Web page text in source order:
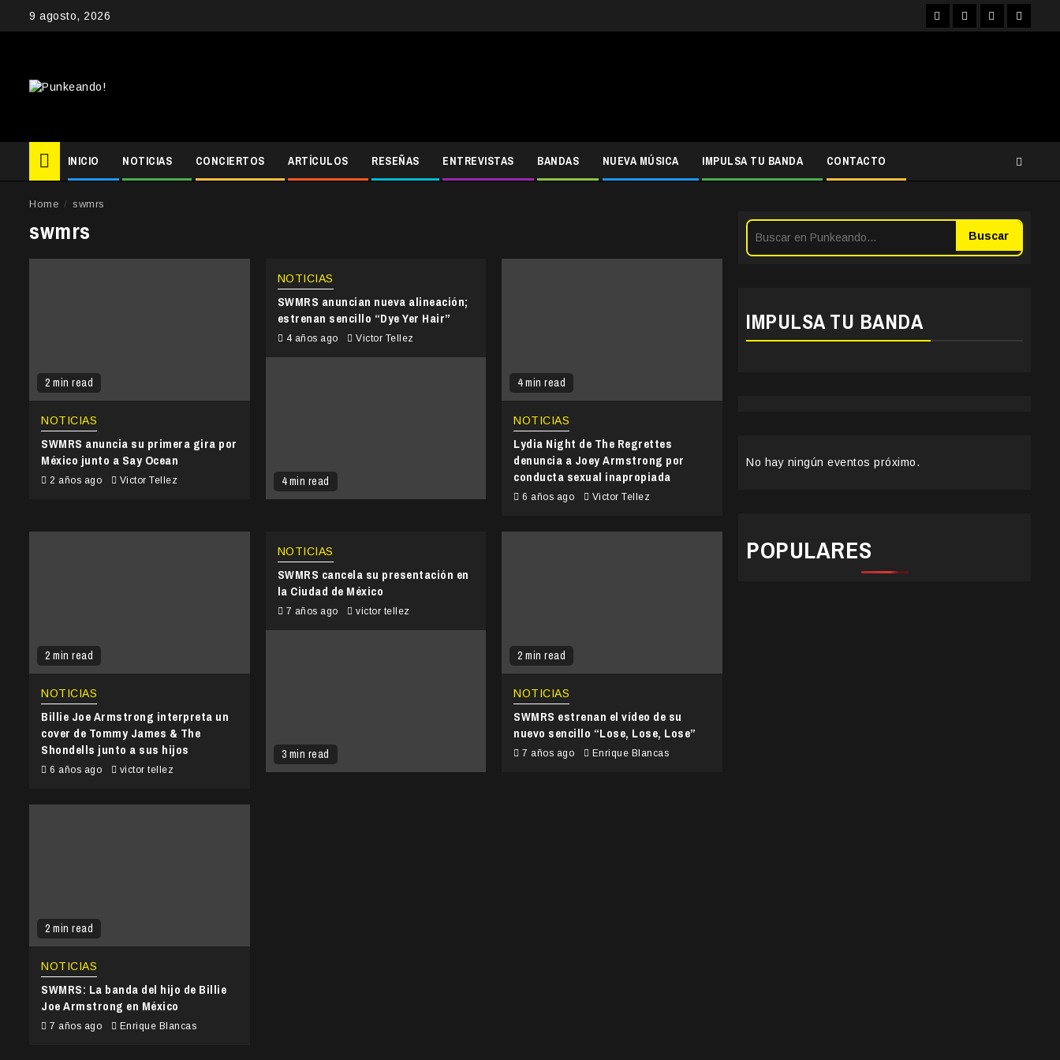
9 agosto, 2026 FacebookInstagram
YouTubeTwitter
INICIO NOTICIAS CONCIERTOS ARTÍCULOS RESEÑAS ENTREVISTAS BANDAS NUEVA MÚSICA IMPULSA TU BANDA CONTACTO
Home swmrs
swmrs
2 min read
NOTICIAS
SWMRS anuncia su primera gira por
México junto a Say Ocean
2 años ago Victor Tellez 4 min read
NOTICIAS
SWMRS anuncian nueva alineación;
estrenan sencillo “Dye Yer Hair”
4 años ago Victor Tellez
4 min read
NOTICIAS
Lydia Night de The Regrettes
denuncia a Joey Armstrong por
conducta sexual inapropiada
6 años ago Victor Tellez
2 min read
NOTICIAS
Billie Joe Armstrong interpreta un
cover de Tommy James & The
Shondells junto a sus hijos
6 años ago victor tellez
3 min read
NOTICIAS
SWMRS cancela su presentación en
la Ciudad de México
7 años ago victor tellez
2 min read
NOTICIAS
SWMRS estrenan el vídeo de su
nuevo sencillo “Lose, Lose, Lose”
7 años ago Enrique Blancas
2 min read
NOTICIAS
SWMRS: La banda del hijo de Billie
Joe Armstrong en México
7 años ago Enrique Blancas
Buscar
IMPULSA TU BANDA
No hay ningún eventos próximo.
POPULARES